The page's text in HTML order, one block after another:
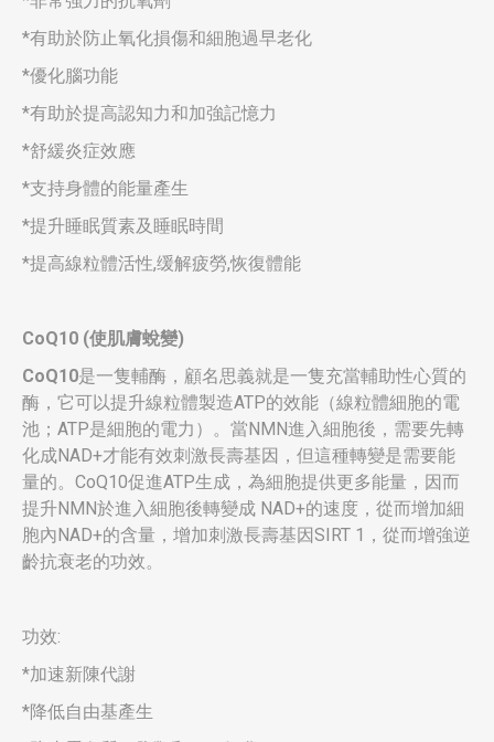
*有助於防止氧化損傷和細胞過早老化
*優化腦功能
*有助於提高認知力和加強記憶力
*舒緩炎症效應
*支持身體的能量產生
*提升睡眠質素及睡眠時間
*提高線粒體活性,缓解疲勞,恢復體能
CoQ10 (使肌膚蛻變)
CoQ10是一隻輔酶，顧名思義就是一隻充當輔助性心質的
酶，它可以提升線粒體製造ATP的效能（線粒體細胞的電
池；ATP是細胞的電力）。當NMN進入細胞後，需要先轉
化成NAD+才能有效刺激長壽基因，但這種轉變是需要能
量的。CoQ10促進ATP生成，為細胞提供更多能量，因而
提升NMN於進入細胞後轉變成 NAD+的速度，從而增加細
胞內NAD+的含量，增加刺激長壽基因SIRT 1，從而增強逆
齡抗衰老的功效。
功效:
*加速新陳代謝
*降低自由基產生